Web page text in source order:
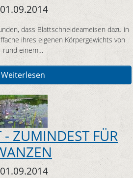
01.09.2014
dass Blattschneideameisen dazu in
ihres eigenen Körpergewichts von
rund einem…
Weiterlesen
- ZUMINDEST FÜR
01.09.2014